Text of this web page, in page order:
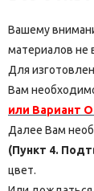
Вашему
материалов не
Для
Вам
или Вариант
Далее Вам
(Пункт 4.
цвет.